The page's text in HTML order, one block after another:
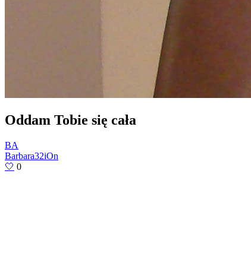
Oddam Tobie się cała
BA
Barbara32iOn
🤍 0